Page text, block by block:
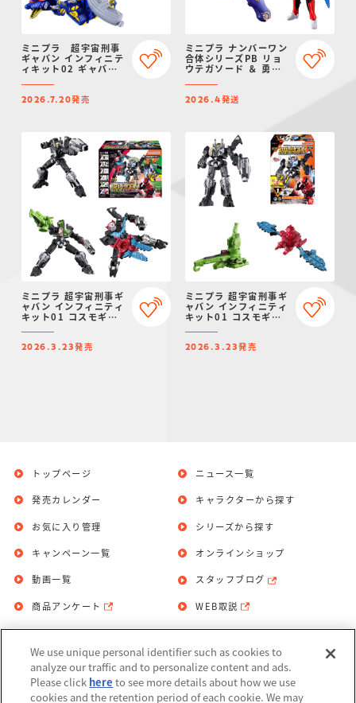
ミニプラ 超宇宙刑事
ギャバン インフィニテ
ィキット02 ギャバリ
2026.7.20発売
ミニプラ ナンバーワン
合体シリーズPB リョ
ウテガソード ＆ 勇動
ルフ【プレミアムバン
ダイ限定】
2026.4発送
ミニプラ 超宇宙刑事ギ
ャバン インフィニティ
キット01 コスモギャ
ャバリオンクレーン ＆
ギャバリオンレーザー
2026.3.23発売
ミニプラ 超宇宙刑事ギ
ャバン インフィニティ
キット01 コスモギャ
ャバリオンクレーン ＆
ギャバリオンレーザー
2026.3.23発売
トップページ
発売カレンダー
お気に入り管理
ニュース一覧
キャラクターから探す
シリーズから探す
キャンペーン一覧
動画一覧
商品アンケート
オンラインショップ
スタッフブログ
WEB取説
お問い合わせ 個人情報保護方針
利用規約
We use unique personal identifier such as cookies to
analyze our traffic and to personalize content and ads.
Please click here to see more details about how we use
cookies and the retention period of each cookie. We may